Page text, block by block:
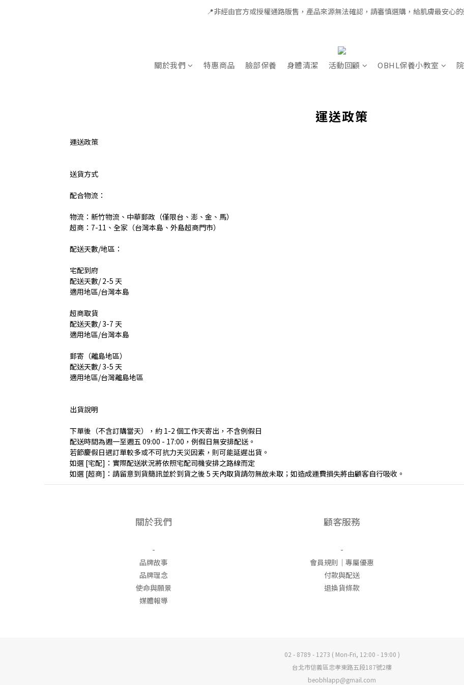
全館滿千免運 × 新用戶即享 $100 禮遇
📍非經由官方或授權通路販售，產品來源無法確認，請審慎選購，給肌膚最安心
關於我們 特惠商品 臉部保養 身體清潔 活動回顧 OBHL保養小教室
運送政策
運送政策
送貨方式
配合物流：
物流：新竹物流、中華郵政（僅限台、澎、金、馬）
超商：7-11、全家（台灣本島、外島超商門市）
配送天數/地區：
宅配到府
配送天數/ 2-5 天
適用地區/台灣本島
超商取貨
配送天數/ 3-7 天
適用地區/台灣本島
郵寄（離島地區）
配送天數/ 3-5 天
適用地區/台灣離島地區
出貨說明
下單後（不含訂購當天），約 1-2 個工作天寄出，不含例假日
配送時間為週一至週五 09:00 - 17:00，例假日無安排配送。
若節慶假日遇訂單較多或不可抗力天災因素，則可能延遲出貨。
如選 [宅配]：實際配送狀況將依照宅配司機安排之路線而定
如選 [超商]：請留意到貨簡訊並於到貨之後 5 天內取貨請勿無故未取；如造成運費損失將由顧客自行吸收。
關於我們
-
品牌故事
品牌理念
使命與願景
媒體報導
顧客服務
-
會員規則｜專屬優惠
付款與配送
退換貨條款
02 - 8789 - 1273 ( Mon-Fri, 12:00 - 19:00 )
台北市信義區忠孝東路五段187號2樓
beobhlapp@gmail.com